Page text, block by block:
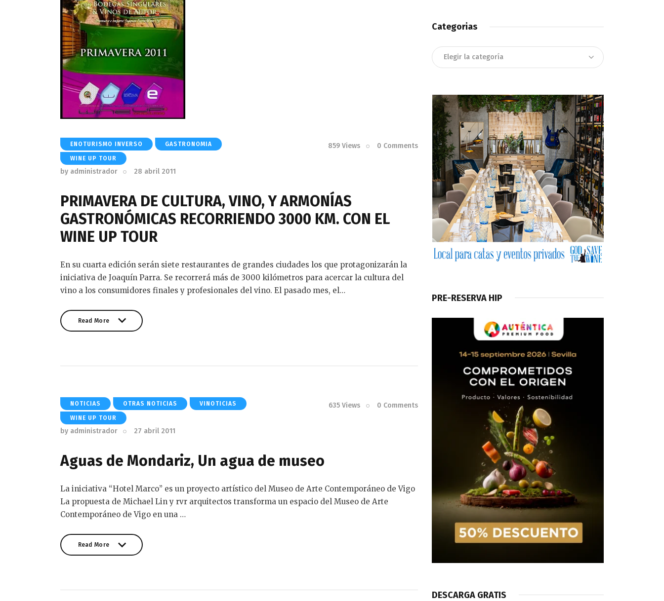
ENOTURISMO INVERSO GASTRONOMIA
WINE UP TOUR
by administrador 28 abril 2011
859 Views 0 Comments
PRIMAVERA DE CULTURA, VINO, Y ARMONÍAS
GASTRONÓMICAS RECORRIENDO 3000 KM. CON EL
WINE UP TOUR
En su cuarta edición serán siete restaurantes de grandes ciudades los que protagonizarán la
iniciativa de Joaquín Parra. Se recorrerá más de 3000 kilómetros para acercar la cultura del
vino a los consumidores finales y profesionales del vino. El pasado mes, el…
Read More
NOTICIAS OTRAS NOTICIAS VINOTICIAS
WINE UP TOUR
by administrador 27 abril 2011
635 Views 0 Comments
Aguas de Mondariz, Un agua de museo
La iniciativa “Hotel Marco” es un proyecto artístico del Museo de Arte Contemporáneo de Vigo
La propuesta de Michael Lin y rvr arquitectos transforma un espacio del Museo de Arte
Contemporáneo de Vigo en una …
Read More
Categorias
Categorias
PRE-RESERVA HIP
DESCARGA GRATIS